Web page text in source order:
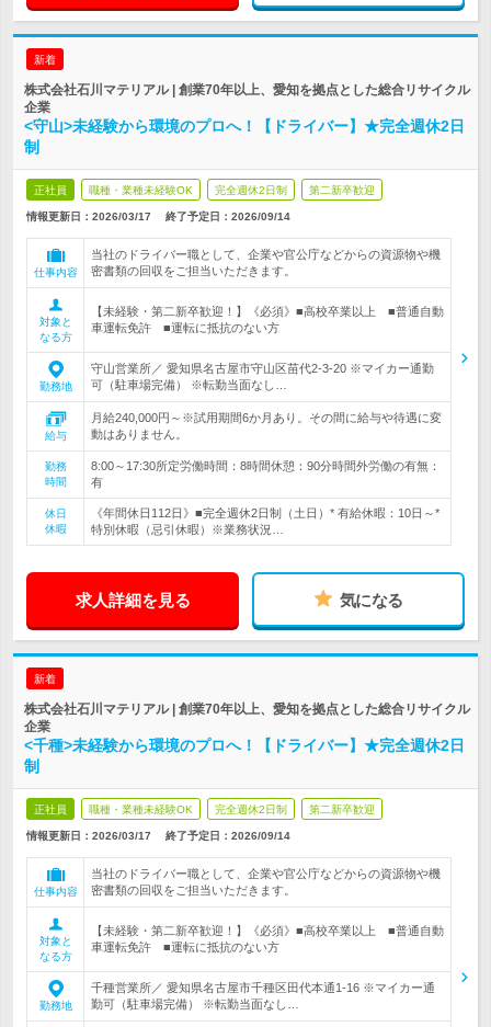
新着
株式会社石川マテリアル | 創業70年以上、愛知を拠点とした総合リサイクル
企業
<守山>未経験から環境のプロへ！【ドライバー】★完全週休2日
制
正社員 職種・業種未経験OK 完全週休2日制 第二新卒歓迎
情報更新日：2026/03/17 終了予定日： 2026/09/14
仕事内容
当社のドライバー職として、企業や官公庁などからの資源物や機
密書類の回収をご担当いただきます。
対象と
なる方
【未経験・第二新卒歓迎！】《必須》■高校卒業以上 ■普通自動
車運転免許 ■運転に抵抗のない方
勤務地
守山営業所／ 愛知県名古屋市守山区苗代2-3-20 ※マイカー通勤
可（駐車場完備） ※転勤当面なし…
給与
月給240,000円～※試用期間6か月あり。その間に給与や待遇に変
動はありません。
勤務
時間
8:00～17:30所定労働時間：8時間休憩：90分時間外労働の有無：
有
休日
休暇
《年間休日112日》■完全週休2日制（土日）* 有給休暇：10日～*
特別休暇（忌引休暇）※業務状況…
求人詳細を見る 気になる
新着
株式会社石川マテリアル | 創業70年以上、愛知を拠点とした総合リサイクル
企業
<千種>未経験から環境のプロへ！【ドライバー】★完全週休2日
制
正社員 職種・業種未経験OK 完全週休2日制 第二新卒歓迎
情報更新日：2026/03/17 終了予定日： 2026/09/14
仕事内容
当社のドライバー職として、企業や官公庁などからの資源物や機
密書類の回収をご担当いただきます。
対象と
なる方
【未経験・第二新卒歓迎！】《必須》■高校卒業以上 ■普通自動
車運転免許 ■運転に抵抗のない方
勤務地
千種営業所／ 愛知県名古屋市千種区田代本通1-16 ※マイカー通
勤可（駐車場完備） ※転勤当面なし…